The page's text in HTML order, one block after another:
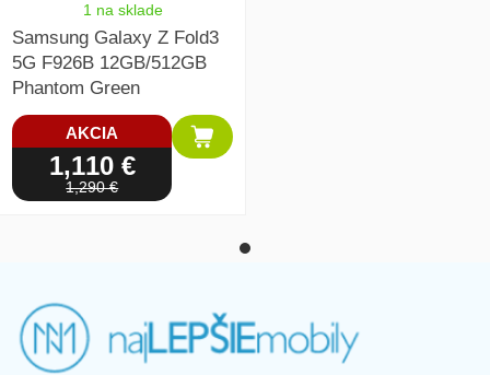
1 na sklade
Samsung Galaxy Z Fold3
5G F926B 12GB/512GB
Phantom Green
AKCIA
1,110 €
1,290 €